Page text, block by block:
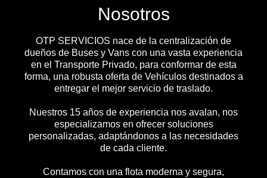
Nosotros
OTP SERVICIOS nace de la centralización de
dueños de Buses y Vans con una vasta experiencia
en el Transporte Privado, para conformar de esta
forma, una robusta oferta de Vehículos destinados a
entregar el mejor servicio de traslado.
Nuestros 15 años de experiencia nos avalan, nos
especializamos en ofrecer soluciones
personalizadas, adaptándonos a las necesidades
de cada cliente.
Contamos con una flota moderna y segura,